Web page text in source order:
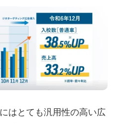
はとても汎用性の高い広